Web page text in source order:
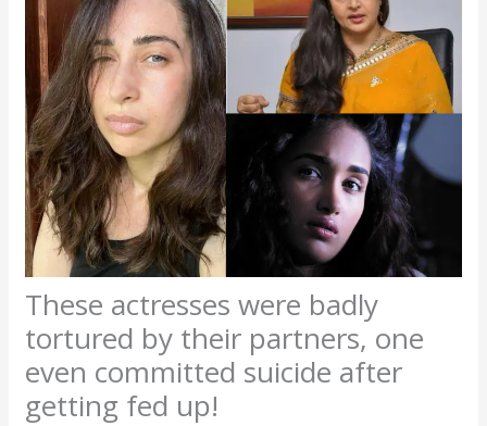
These actresses were badly
tortured by their partners, one
even committed suicide after
getting fed up!